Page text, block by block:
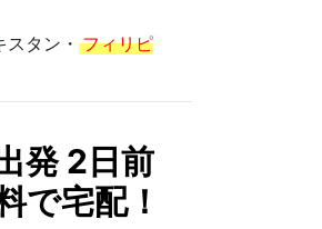
スタン・ フィリピ
発 2日前
で宅配！